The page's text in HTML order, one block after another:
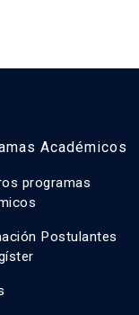
Académicos
programas
Postulantes